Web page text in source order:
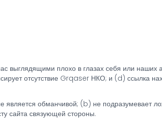
выглядящими плохо в глазах себя или наших
отсутствие Grqaser НКО; и (d) ссылка
является обманчивой; (b) не подразумевает
сайта связующей стороны.